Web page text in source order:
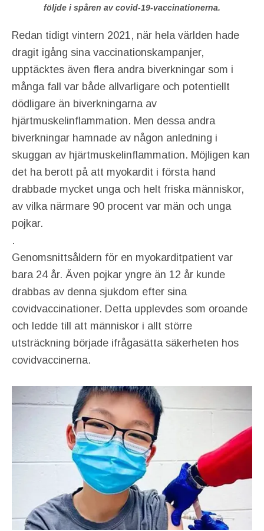
följde i spåren av covid-19-vaccinationerna.
Redan tidigt vintern 2021, när hela världen hade
dragit igång sina vaccinationskampanjer,
upptäcktes även flera andra biverkningar som i
många fall var både allvarligare och potentiellt
dödligare än biverkningarna av
hjärtmuskelinflammation. Men dessa andra
biverkningar hamnade av någon anledning i
skuggan av hjärtmuskelinflammation. Möjligen kan
det ha berott på att myokardit i första hand
drabbade mycket unga och helt friska människor,
av vilka närmare 90 procent var män och unga
pojkar.
.
Genomsnittsåldern för en myokarditpatient var
bara 24 år. Även pojkar yngre än 12 år kunde
drabbas av denna sjukdom efter sina
covidvaccinationer. Detta upplevdes som oroande
och ledde till att människor i allt större
utsträckning började ifrågasätta säkerheten hos
covidvaccinerna.